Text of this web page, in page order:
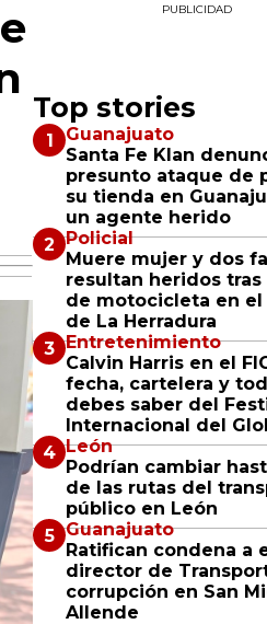
PUBLICIDAD
Top stories
Guanajuato
Santa Fe Klan
presunto ataque de
su tienda en
un agente herido
Policial
Muere mujer y dos
resultan heridos tras
de motocicleta en el
de La Herradura
Entretenimiento
Calvin Harris en el
fecha, cartelera y
debes saber del
Internacional del
León
Podrían cambiar
de las rutas del
público en León
Guanajuato
Ratifican condena a
director de
corrupción en San
Allende